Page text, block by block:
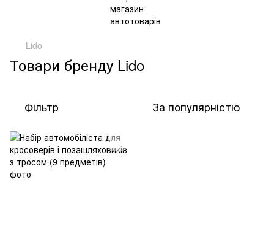
Lido
Товари бренду Lido
Фільтр За популярністю